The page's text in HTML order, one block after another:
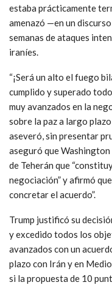
estaba prácticamente
amenazó —en un
semanas de ataques
iraníes.
“¡Será un alto el fuego
cumplido y superado
muy avanzados en la
sobre la paz a largo
aseveró, sin presentar
aseguró que
de Teherán que
negociación” y afirmó
concretar el acuerdo”.
Trump justificó su
y excedido todos los
avanzados con un
plazo con Irán y en
si la propuesta de 10